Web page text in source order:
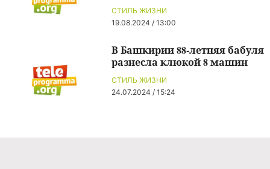
СТИЛЬ ЖИЗНИ
19.08.2024 / 13:00
СТИЛЬ ЖИЗНИ
24.07.2024 / 15:24
В Башкирии 88-летняя бабуля
разнесла клюкой 8 машин